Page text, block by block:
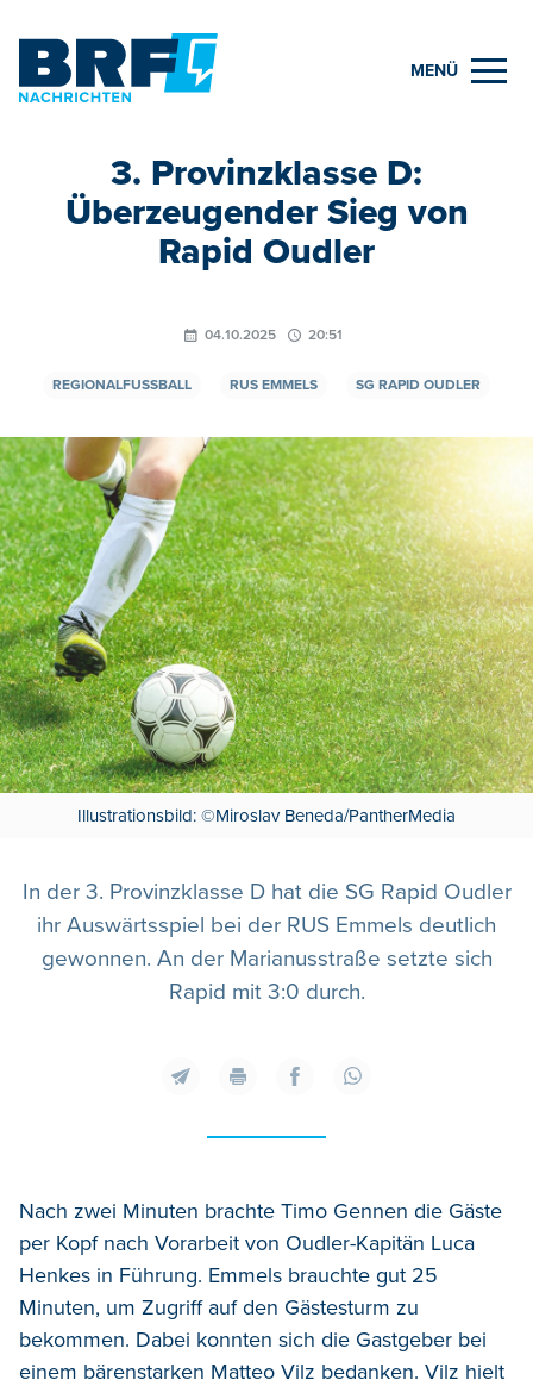
MENÜ
3. Provinzklasse D:
Überzeugender Sieg von
Rapid Oudler
04.10.2025 20:51
REGIONALFUSSBALL RUS EMMELS SG RAPID OUDLER
Illustrationsbild: ©Miroslav Beneda/PantherMedia
In der 3. Provinzklasse D hat die SG Rapid Oudler
ihr Auswärtsspiel bei der RUS Emmels deutlich
gewonnen. An der Marianusstraße setzte sich
Rapid mit 3:0 durch.
Nach zwei Minuten brachte Timo Gennen die Gäste
per Kopf nach Vorarbeit von Oudler-Kapitän Luca
Henkes in Führung. Emmels brauchte gut 25
Minuten, um Zugriff auf den Gästesturm zu
bekommen. Dabei konnten sich die Gastgeber bei
einem bärenstarken Matteo Vilz bedanken. Vilz hielt